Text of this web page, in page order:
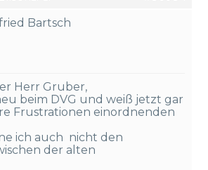
Bartsch
Herr Gruber,
beim DVG und weiß jetzt gar
Frustrationen einordnenden
ich auch nicht den
der alten